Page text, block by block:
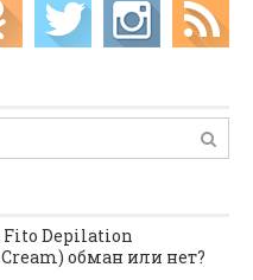
Depilation
обман или нет?